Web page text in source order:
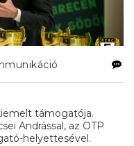
támogatója.
Andrással, az OTP
helyettesével.